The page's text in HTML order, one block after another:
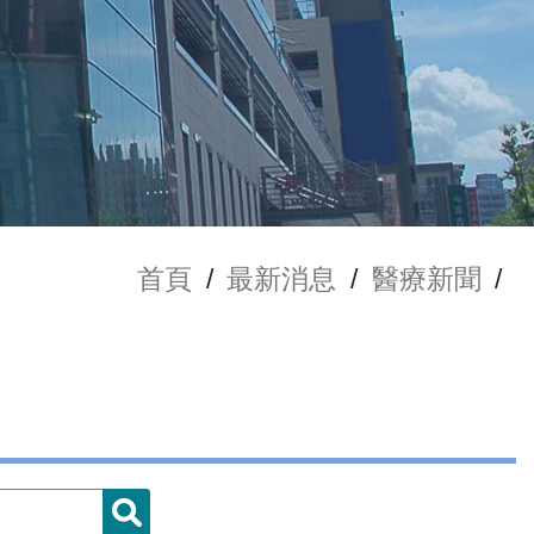
首頁 / 最新消息 / 醫療新聞 /